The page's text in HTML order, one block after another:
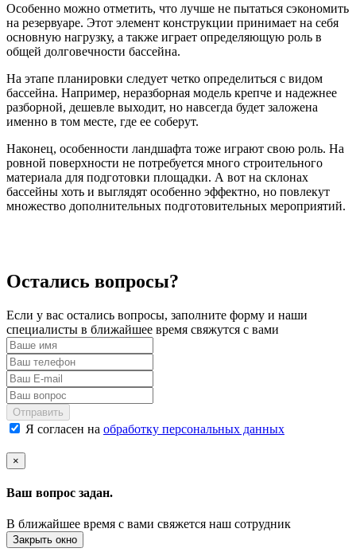
Особенно можно отметить, что лучше не пытаться сэкономить
на резервуаре. Этот элемент конструкции принимает на себя
основную нагрузку, а также играет определяющую роль в
общей долговечности бассейна.
На этапе планировки следует четко определиться с видом
бассейна. Например, неразборная модель крепче и надежнее
разборной, дешевле выходит, но навсегда будет заложена
именно в том месте, где ее соберут.
Наконец, особенности ландшафта тоже играют свою роль. На
ровной поверхности не потребуется много строительного
материала для подготовки площадки. А вот на склонах
бассейны хоть и выглядят особенно эффектно, но повлекут
множество дополнительных подготовительных мероприятий.
Остались вопросы?
Если у вас остались вопросы, заполните форму и наши
специалисты в ближайшее время свяжутся с вами
Отправить
Я согласен на обработку персональных данных
×
Ваш вопрос задан.
В ближайшее время с вами свяжется наш сотрудник
Закрыть окно